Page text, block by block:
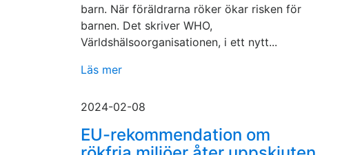
barn. När föräldrarna röker ökar risken för
barnen. Det skriver WHO,
Världshälsoorganisationen, i ett nytt...
Läs mer
2024-02-08
EU-rekommendation om